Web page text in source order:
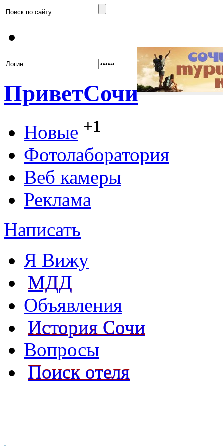
ПриветСочи
Новые +1
Фотолаборатория
Веб камеры
Реклама
Написать
Я Вижу
МДД
Объявления
История Сочи
Вопросы
Поиск отеля